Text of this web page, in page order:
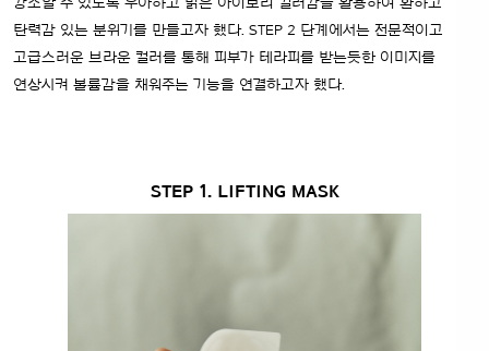
강조할 수 있도록 우아하고 맑은 아이보리 컬러감을 활용하여 환하고
탄력감 있는 분위기를 만들고자 했다. STEP 2 단계에서는 전문적이고
고급스러운 브라운 컬러를 통해 피부가 테라피를 받는듯한 이미지를
연상시켜 볼륨감을 채워주는 기능을 연결하고자 했다.
STEP 1. LIFTING MASK